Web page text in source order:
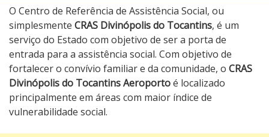
O Centro de Referência de Assistência Social, ou
simplesmente CRAS Divinópolis do Tocantins, é um
serviço do Estado com objetivo de ser a porta de
entrada para a assistência social. Com objetivo de
fortalecer o convívio familiar e da comunidade, o CRAS
Divinópolis do Tocantins Aeroportoé localizado
principalmente em áreas com maior índice de
vulnerabilidade social.